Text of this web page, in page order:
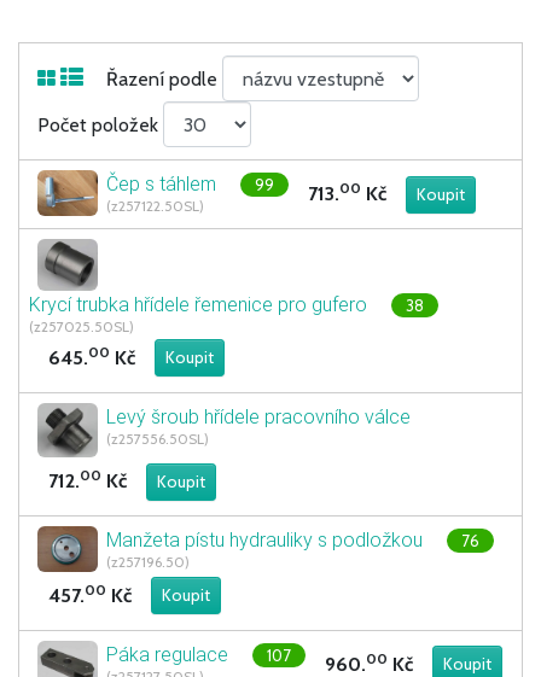
Řazení podle
Počet položek
Čep s táhlem 99
(z257122.50SL)
713.00 Kč
Krycí trubka hřídele řemenice pro gufero 38
(z257025.50SL)
645.00 Kč
Levý šroub hřídele pracovního válce
(z257556.50SL)
712.00 Kč
Manžeta pístu hydrauliky s podložkou 76
(z257196.50)
457.00 Kč
Páka regulace 107 960.00 Kč